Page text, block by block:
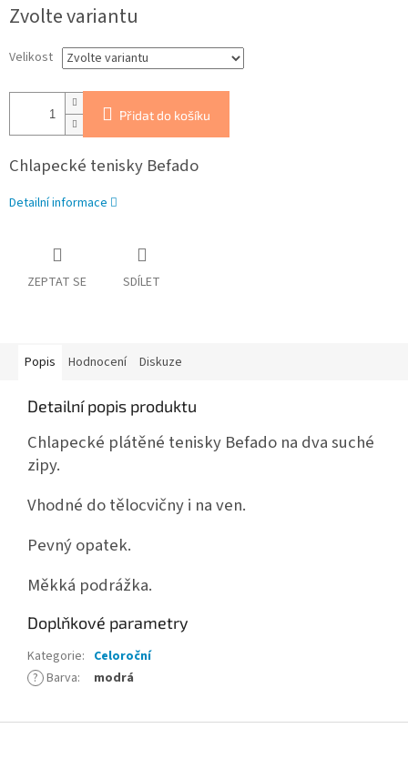
cena:
Zvolte variantu
Velikost
Přidat do košíku
Chlapecké tenisky Befado
Detailní informace
ZEPTAT SE SDÍLET
Popis Hodnocení Diskuze
Detailní popis produktu
Chlapecké plátěné tenisky Befado na dva suché
zipy.
Vhodné do tělocvičny i na ven.
Pevný opatek.
Měkká podrážka.
Doplňkové parametry
Kategorie: Celoroční
? Barva: modrá